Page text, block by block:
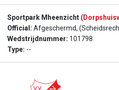
Sportpark Mheenzicht
Official: Afgeschermd,
Wedstrijdnummer: 101798
Type: --